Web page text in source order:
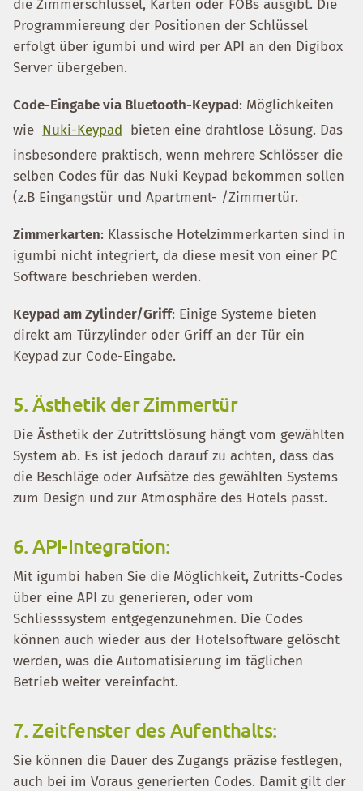
die Zimmerschlüssel, Karten oder FOBs ausgibt. Die
Programmiereung der Positionen der Schlüssel
erfolgt über igumbi und wird per API an den Digibox
Server übergeben.
Code-Eingabe via Bluetooth-Keypad: Möglichkeiten
wie Nuki-Keypad bieten eine drahtlose Lösung. Das
insbesondere praktisch, wenn mehrere Schlösser die
selben Codes für das Nuki Keypad bekommen sollen
(z.B Eingangstür und Apartment- /Zimmertür.
Zimmerkarten: Klassische Hotelzimmerkarten sind in
igumbi nicht integriert, da diese mesit von einer PC
Software beschrieben werden.
Keypad am Zylinder/Griff: Einige Systeme bieten
direkt am Türzylinder oder Griff an der Tür ein
Keypad zur Code-Eingabe.
5. Ästhetik der Zimmertür
Die Ästhetik der Zutrittslösung hängt vom gewählten
System ab. Es ist jedoch darauf zu achten, dass das
die Beschläge oder Aufsätze des gewählten Systems
zum Design und zur Atmosphäre des Hotels passt.
6. API-Integration:
Mit igumbi haben Sie die Möglichkeit, Zutritts-Codes
über eine API zu generieren, oder vom
Schliesssystem entgegenzunehmen. Die Codes
können auch wieder aus der Hotelsoftware gelöscht
werden, was die Automatisierung im täglichen
Betrieb weiter vereinfacht.
7. Zeitfenster des Aufenthalts:
Sie können die Dauer des Zugangs präzise festlegen,
auch bei im Voraus generierten Codes. Damit gilt der